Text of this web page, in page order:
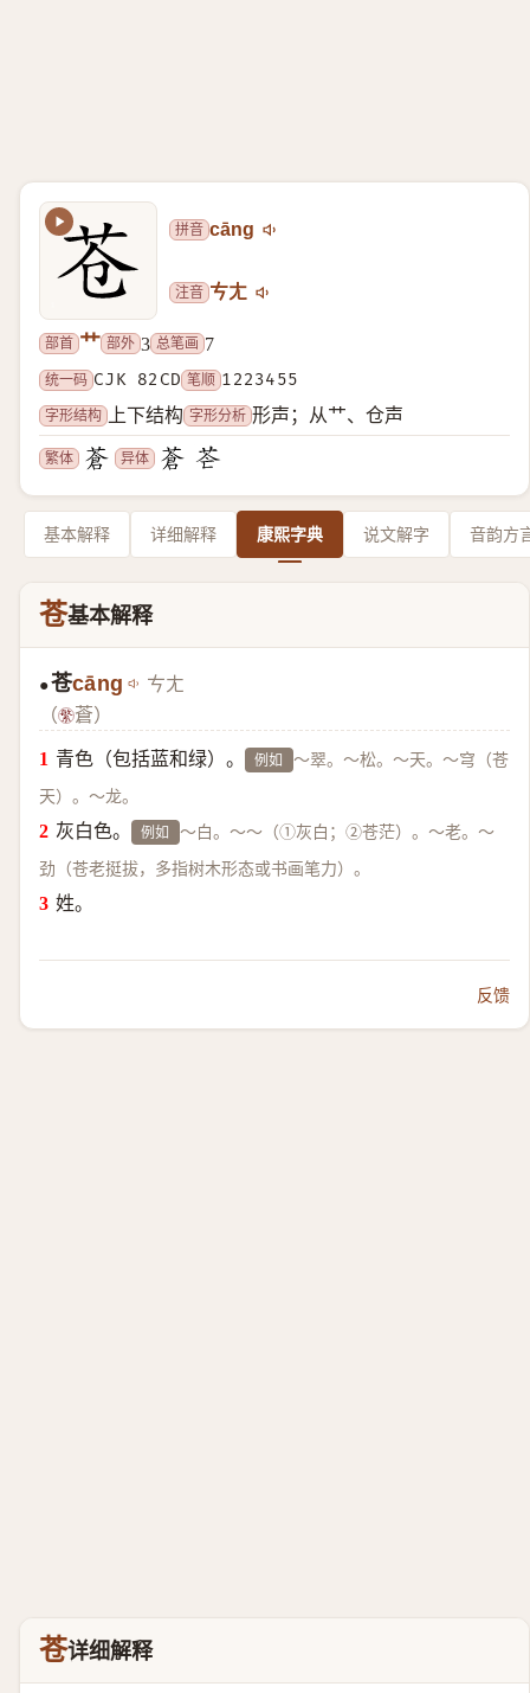
拼音 cāng
注音 ㄘㄤ
部首 艹 部外 3 总笔画 7
统一码 CJK 82CD 笔顺 1223455
字形结构
上下结构 字形分析 形声；从艹、仓声
繁体 异体
基本解释 详细解释 康熙字典 说文解字 音韵方
苍基本解释
●苍cāng ㄘㄤ
（
蒼）
青色（包括蓝和绿）。
例如 ～翠。～松。～天。～穹（苍
天）。～龙。
灰白色。 例如 ～白。～～（①灰白；②苍茫）。～老。～
劲（苍老挺拔，多指树木形态或书画笔力）。
姓。
反馈
苍详细解释